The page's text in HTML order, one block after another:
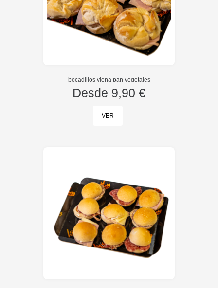
bocadillos viena pan vegetales
Desde 9,90 €
VER